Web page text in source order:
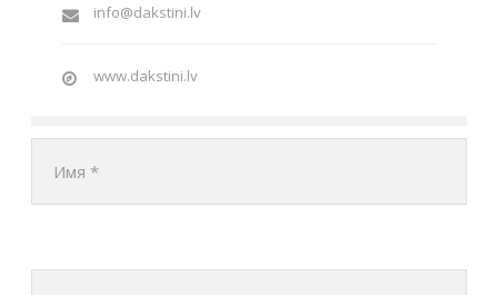
info@dakstini.lv
www.dakstini.lv